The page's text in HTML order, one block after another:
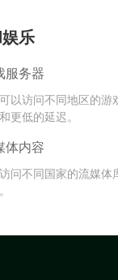
乐
服务器
以访问不同地区的游
更低的延迟。
体内容
问不同国家的流媒体